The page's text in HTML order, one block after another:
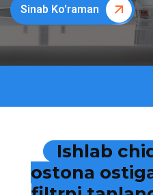
Sinab Ko'raman
Ishlab
ostona